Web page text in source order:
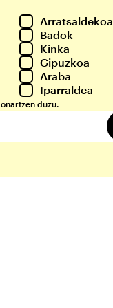
Arratsaldekoa
Badok
Kinka
Gipuzkoa
Araba
Iparraldea
onartzen duzu.